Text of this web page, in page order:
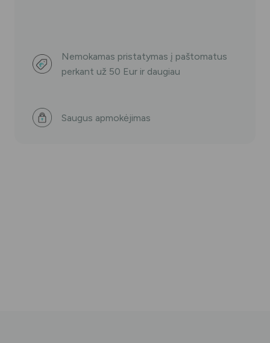
Nemokamas pristatymas į paštomatus
perkant už 50 Eur ir daugiau
Saugus apmokėjimas